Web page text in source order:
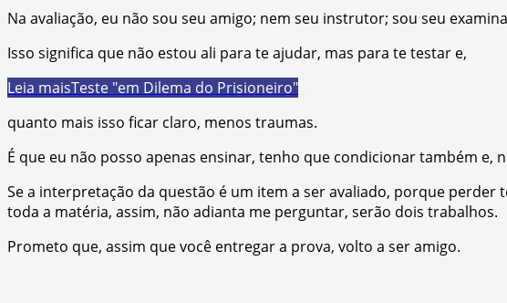
Na avaliação, eu não sou seu amigo; nem seu instrutor; sou seu
Isso significa que não estou ali para te ajudar, mas para te testar e,
Leia maisTeste "em Dilema do Prisioneiro"
quanto mais isso ficar claro, menos traumas.
É que eu não posso apenas ensinar, tenho que condicionar também e,
Se a interpretação da questão é um item a ser avaliado, porque
toda a matéria, assim, não adianta me perguntar, serão dois trabalhos.
Prometo que, assim que você entregar a prova, volto a ser amigo.